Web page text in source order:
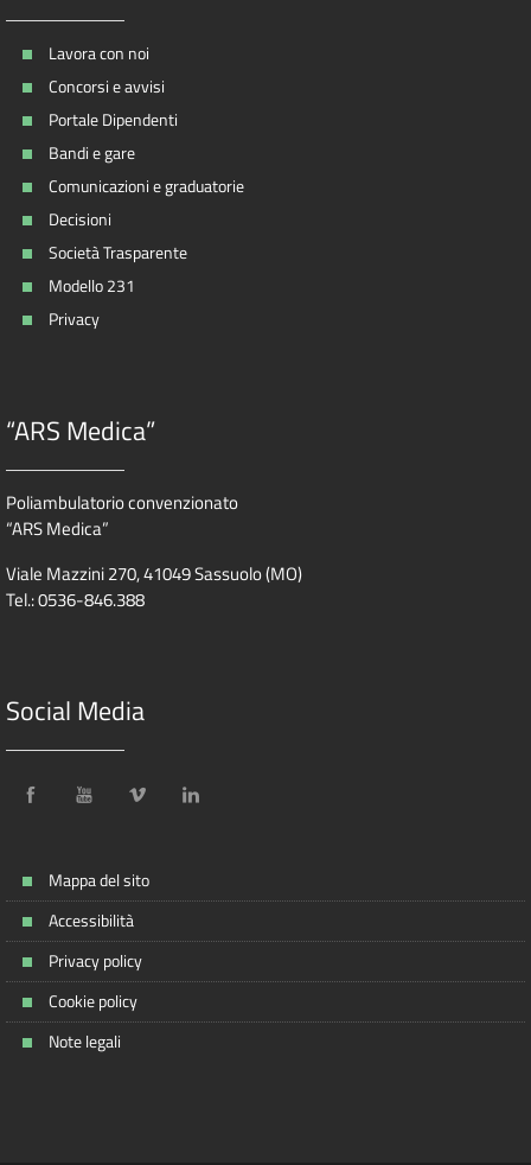
Lavora con noi
Concorsi e avvisi
Portale Dipendenti
Bandi e gare
Comunicazioni e graduatorie
Decisioni
Società Trasparente
Modello 231
Privacy
“ARS Medica”
Poliambulatorio convenzionato
“ARS Medica”
Viale Mazzini 270, 41049 Sassuolo (MO)
Tel.: 0536-846.388
Social Media
Mappa del sito
Accessibilità
Privacy policy
Cookie policy
Note legali